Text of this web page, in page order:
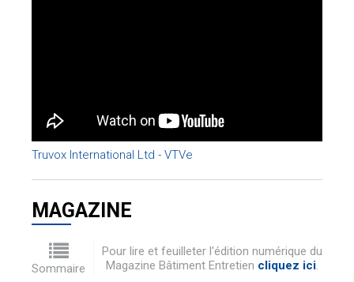
Truvox International Ltd - VTVe
MAGAZINE
Sommaire
Pour lire et feuilleter l'édition numérique du
Magazine Bâtiment Entretien cliquez ici.